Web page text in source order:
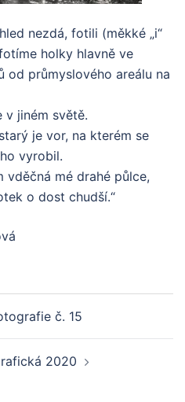
nezdá, fotili (měkké „i“
holky hlavně ve
od průmyslového areálu na
jiném světě.
je vor, na kterém se
vyrobil.
vděčná mé drahé půlce,
o dost chudší.“
č. 15
2020